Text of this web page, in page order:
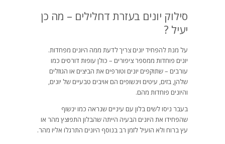
סילוק יונים בעזרת דחלילים – מה כן
יעיל ?
על מנת להפחיד יונים צריך לדעת ממה היונים מפחדות.
יונים פוחדות ממספר ציפורים – כולן עופות דורסים כמו
עורבים – שתוקפים יונים וטורפים את הביצים או הגוזלים
שלהן, בזים, עיטים וינשופים הם אויבים טבעיים של יונים,
והיונים פוחדות מהם.
בעבר ניסו לשים בלון עם עיניים שנראה כמו ינשוף
שהפחידו את היונים הבעיה הייתה שהבלון התפוצץ מהר או
עץ ברוח ולא הועיל לזמן רב בנוסף היונים התרגלו אליו מהר.